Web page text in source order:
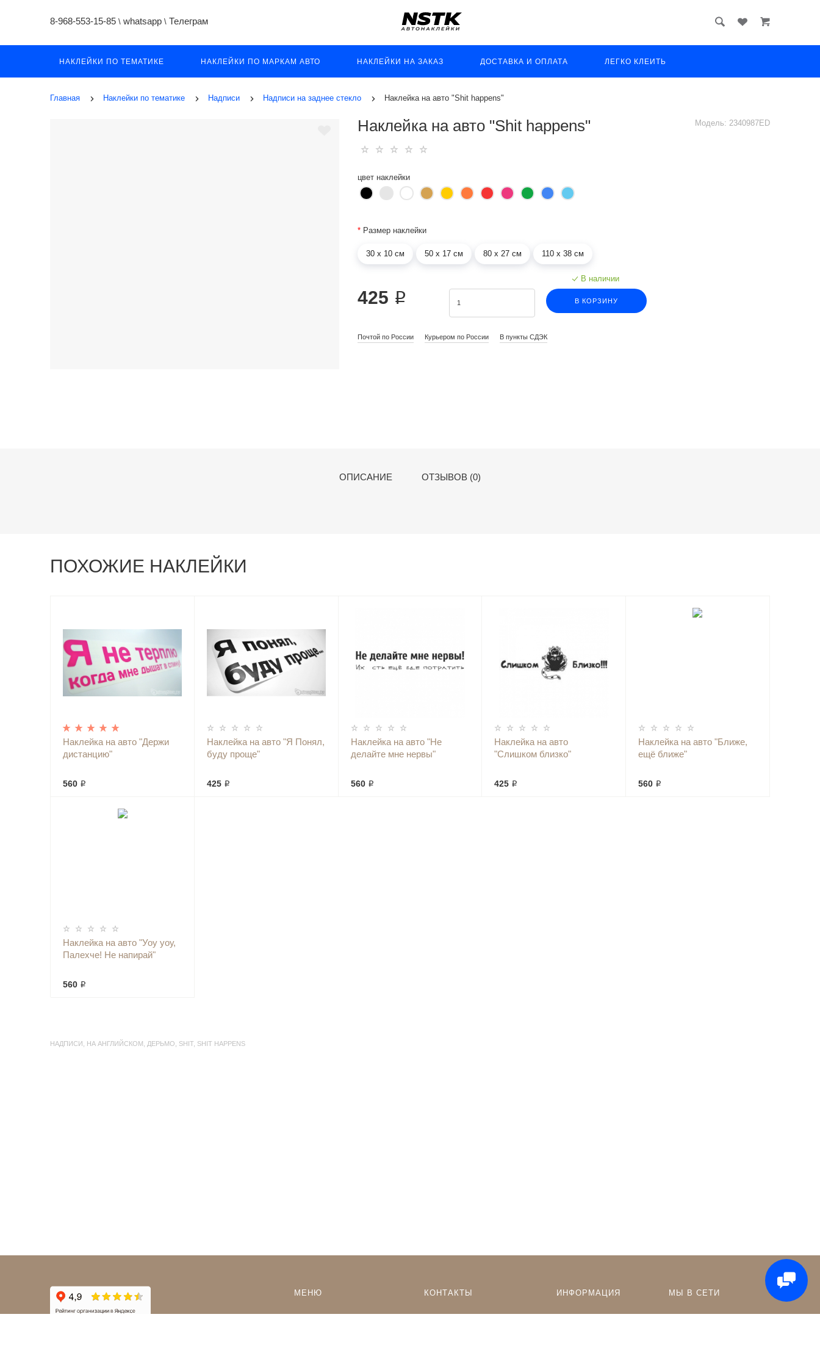
8-968-553-15-85 \whatsapp \ Телеграм
НАКЛЕЙКИ ПО ТЕМАТИКЕ НАКЛЕЙКИ ПО МАРКАМ АВТО НАКЛЕЙКИ НА ЗАКАЗ ДОСТАВКА И ОПЛАТА ЛЕГКО КЛЕИТЬ
Главная Наклейки по тематике Надписи Надписи на заднее стекло Наклейка на авто "Shit happens"
Модель: 2340987ED
Наклейка на авто "Shit happens"
цвет наклейки
* Размер наклейки
30 х 10 см 50 х 17 см 80 х 27 см 110 х 38 см
425 ₽
В наличии
В КОРЗИНУ
Почтой по России Курьером по России В пункты СДЭК
ОПИСАНИЕ ОТЗЫВОВ (0)
ПОХОЖИЕ НАКЛЕЙКИ
Наклейка на авто "Держи
дистанцию"
560 ₽
Наклейка на авто "Я Понял,
буду проще"
425 ₽
Наклейка на авто "Не
делайте мне нервы"
560 ₽
Наклейка на авто
"Слишком близко"
425 ₽
Наклейка на авто "Ближе,
ещё ближе"
560 ₽
Наклейка на авто "Уоу уоу,
Палехче! Не напирай"
560 ₽
НАДПИСИ НА АНГЛИЙСКОМ ДЕРЬМО SHIT, SHIT HAPPENS
МЕНЮ КОНТАКТЫ
8-968-553-15-85
ИНФОРМАЦИЯ МЫ В СЕТИ